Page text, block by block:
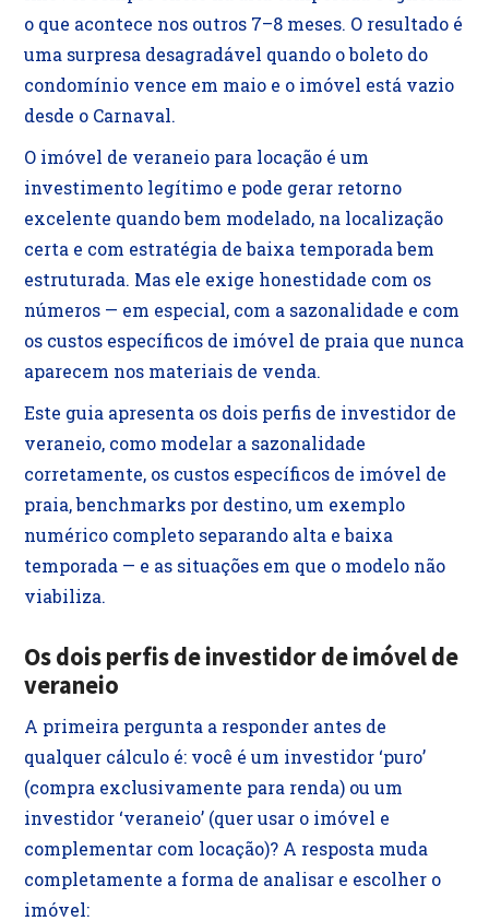
o que acontece nos outros 7–8 meses. O resultado é
uma surpresa desagradável quando o boleto do
condomínio vence em maio e o imóvel está vazio
desde o Carnaval.
O imóvel de veraneio para locação é um
investimento legítimo e pode gerar retorno
excelente quando bem modelado, na localização
certa e com estratégia de baixa temporada bem
estruturada. Mas ele exige honestidade com os
números — em especial, com a sazonalidade e com
os custos específicos de imóvel de praia que nunca
aparecem nos materiais de venda.
Este guia apresenta os dois perfis de investidor de
veraneio, como modelar a sazonalidade
corretamente, os custos específicos de imóvel de
praia, benchmarks por destino, um exemplo
numérico completo separando alta e baixa
temporada — e as situações em que o modelo não
viabiliza.
Os dois perfis de investidor de imóvel de
veraneio
A primeira pergunta a responder antes de
qualquer cálculo é: você é um investidor ‘puro’
(compra exclusivamente para renda) ou um
investidor ‘veraneio’ (quer usar o imóvel e
complementar com locação)? A resposta muda
completamente a forma de analisar e escolher o
imóvel: